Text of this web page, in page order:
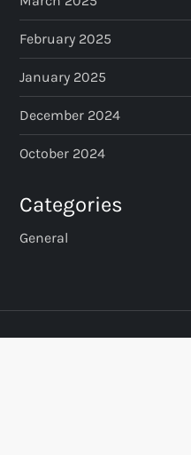
February 2025
January 2025
December 2024
October 2024
Categories
General